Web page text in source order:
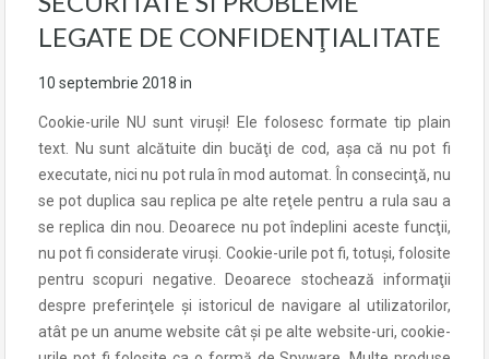
LEGATE DE CONFIDENŢIALITATE
10 septembrie 2018 in
Cookie-urile NU sunt viruşi! Ele folosesc formate tip plain
text. Nu sunt alcătuite din bucăţi de cod, aşa că nu pot fi
executate, nici nu pot rula în mod automat. În consecinţă, nu
se pot duplica sau replica pe alte reţele pentru a rula sau a
se replica din nou. Deoarece nu pot îndeplini aceste funcţii,
nu pot fi considerate viruşi. Cookie-urile pot fi, totuşi, folosite
pentru scopuri negative. Deoarece stochează informaţii
despre preferinţele şi istoricul de navigare al utilizatorilor,
atât pe un anume website cât şi pe alte website-uri, cookie-